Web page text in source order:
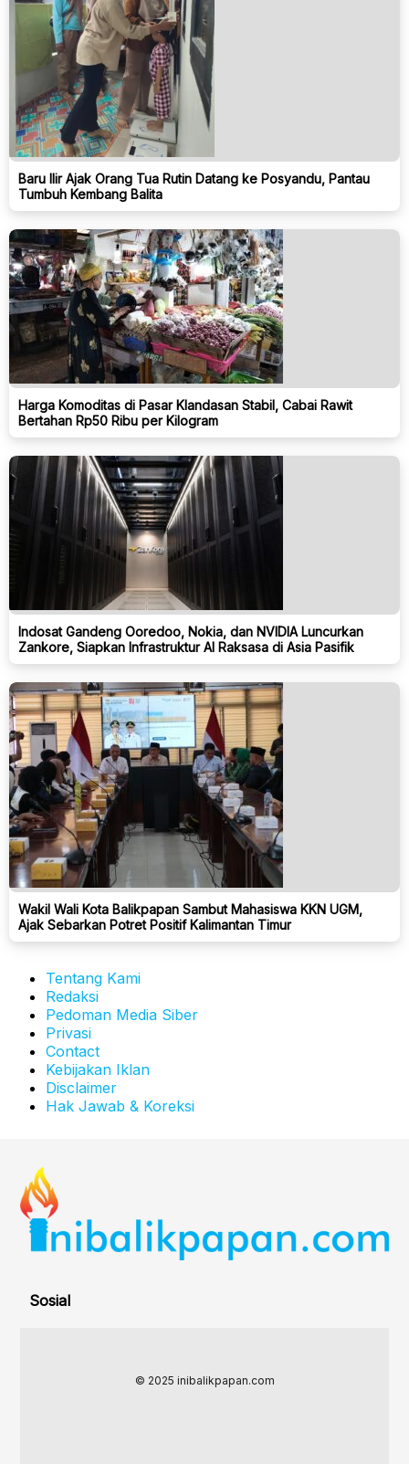
Baru Ilir Ajak Orang Tua Rutin Datang ke Posyandu, Pantau
Tumbuh Kembang Balita
Harga Komoditas di Pasar Klandasan Stabil, Cabai Rawit
Bertahan Rp50 Ribu per Kilogram
Indosat Gandeng Ooredoo, Nokia, dan NVIDIA Luncurkan
Zankore, Siapkan Infrastruktur AI Raksasa di Asia Pasifik
Wakil Wali Kota Balikpapan Sambut Mahasiswa KKN UGM,
Ajak Sebarkan Potret Positif Kalimantan Timur
Tentang Kami
Redaksi
Pedoman Media Siber
Privasi
Contact
Kebijakan Iklan
Disclaimer
Hak Jawab & Koreksi
Sosial
© 2025 inibalikpapan.com